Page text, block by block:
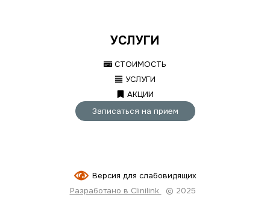
УСЛУГИ
СТОИМОСТЬ
УСЛУГИ
АКЦИИ
Записаться на прием
Версия для слабовидящих
Разработано в Clinilink
© 2025